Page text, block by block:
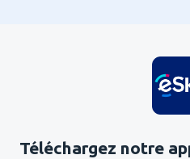
Téléchargez notre